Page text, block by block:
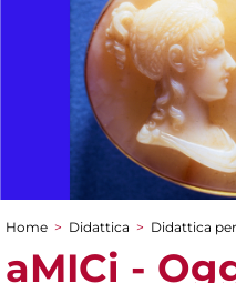
Tu sei qui
Home > Didattica > Didattica
aMICi -